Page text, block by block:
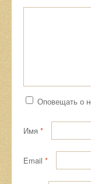
Оповещать о
Имя *
Email *